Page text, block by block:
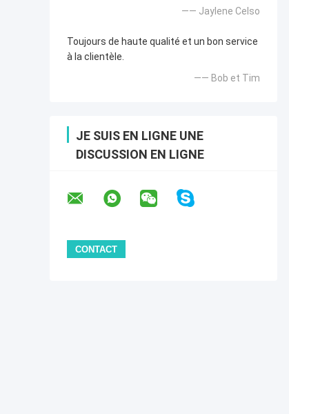
—— Jaylene Celso
Toujours de haute qualité et un bon service
à la clientèle.
—— Bob et Tim
JE SUIS EN LIGNE UNE
DISCUSSION EN LIGNE